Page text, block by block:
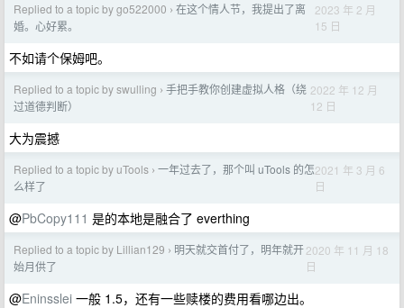
Replied to a topic by go522000 › 在这个情人节，我提出了离
婚。心好累。
2023 年 2 月
15 日
不如请个保姆吧。
Replied to a topic by swulling › 手把手教你创建虚拟人格（绕
过道德判断）
2022 年 12 月
12 日
大为震撼
Replied to a topic by uTools › 一年过去了，那个叫 uTools 的怎
么样了
2021 年 3 月 6
日
@PbCopy111 是的本地是融合了 everthing
Replied to a topic by Lillian129 › 明天就交首付了，明年就开
始月供了
2020 年 11 月 18
日
@Eninsslei 一般 1.5，还有一些赎楼的费用看哪边出。